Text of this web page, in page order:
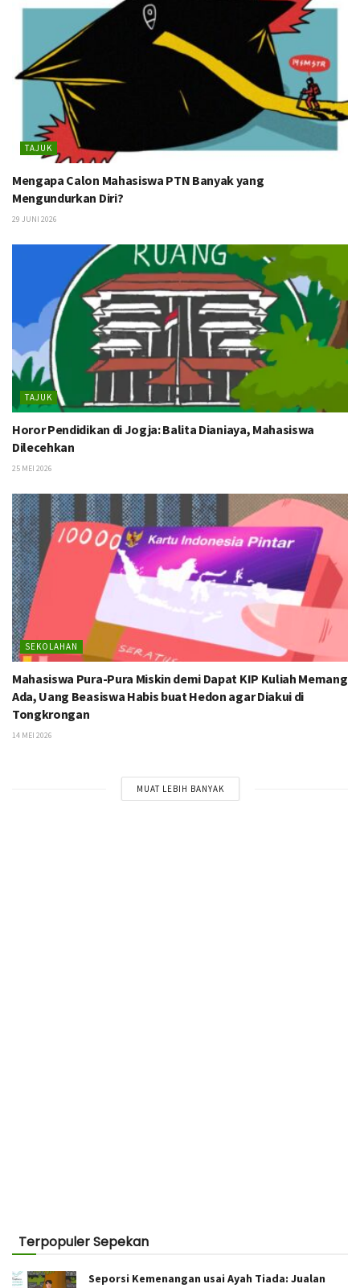
TAJUK
Mengapa Calon Mahasiswa PTN Banyak yang
Mengundurkan Diri?
29 JUNI 2026
TAJUK
Horor Pendidikan di Jogja: Balita Dianiaya, Mahasiswa
Dilecehkan
25 MEI 2026
SEKOLAHAN
Mahasiswa Pura-Pura Miskin demi Dapat KIP Kuliah Memang
Ada, Uang Beasiswa Habis buat Hedon agar Diakui di
Tongkrongan
14 MEI 2026
MUAT LEBIH BANYAK
Terpopuler Sepekan
Seporsi Kemenangan usai Ayah Tiada: Jualan